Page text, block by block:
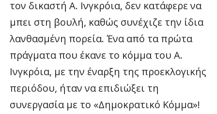
τον δικαστή Α. Ινγκρόια, δεν κατάφερε να
μπει στη βουλή, καθώς συνέχιζε την ίδια
λανθασμένη πορεία. Ένα από τα πρώτα
πράγματα που έκανε το κόμμα του Α.
Ινγκρόια, με την έναρξη της προεκλογικής
περιόδου, ήταν να επιδιώξει τη
συνεργασία με το «Δημοκρατικό Κόμμα»!